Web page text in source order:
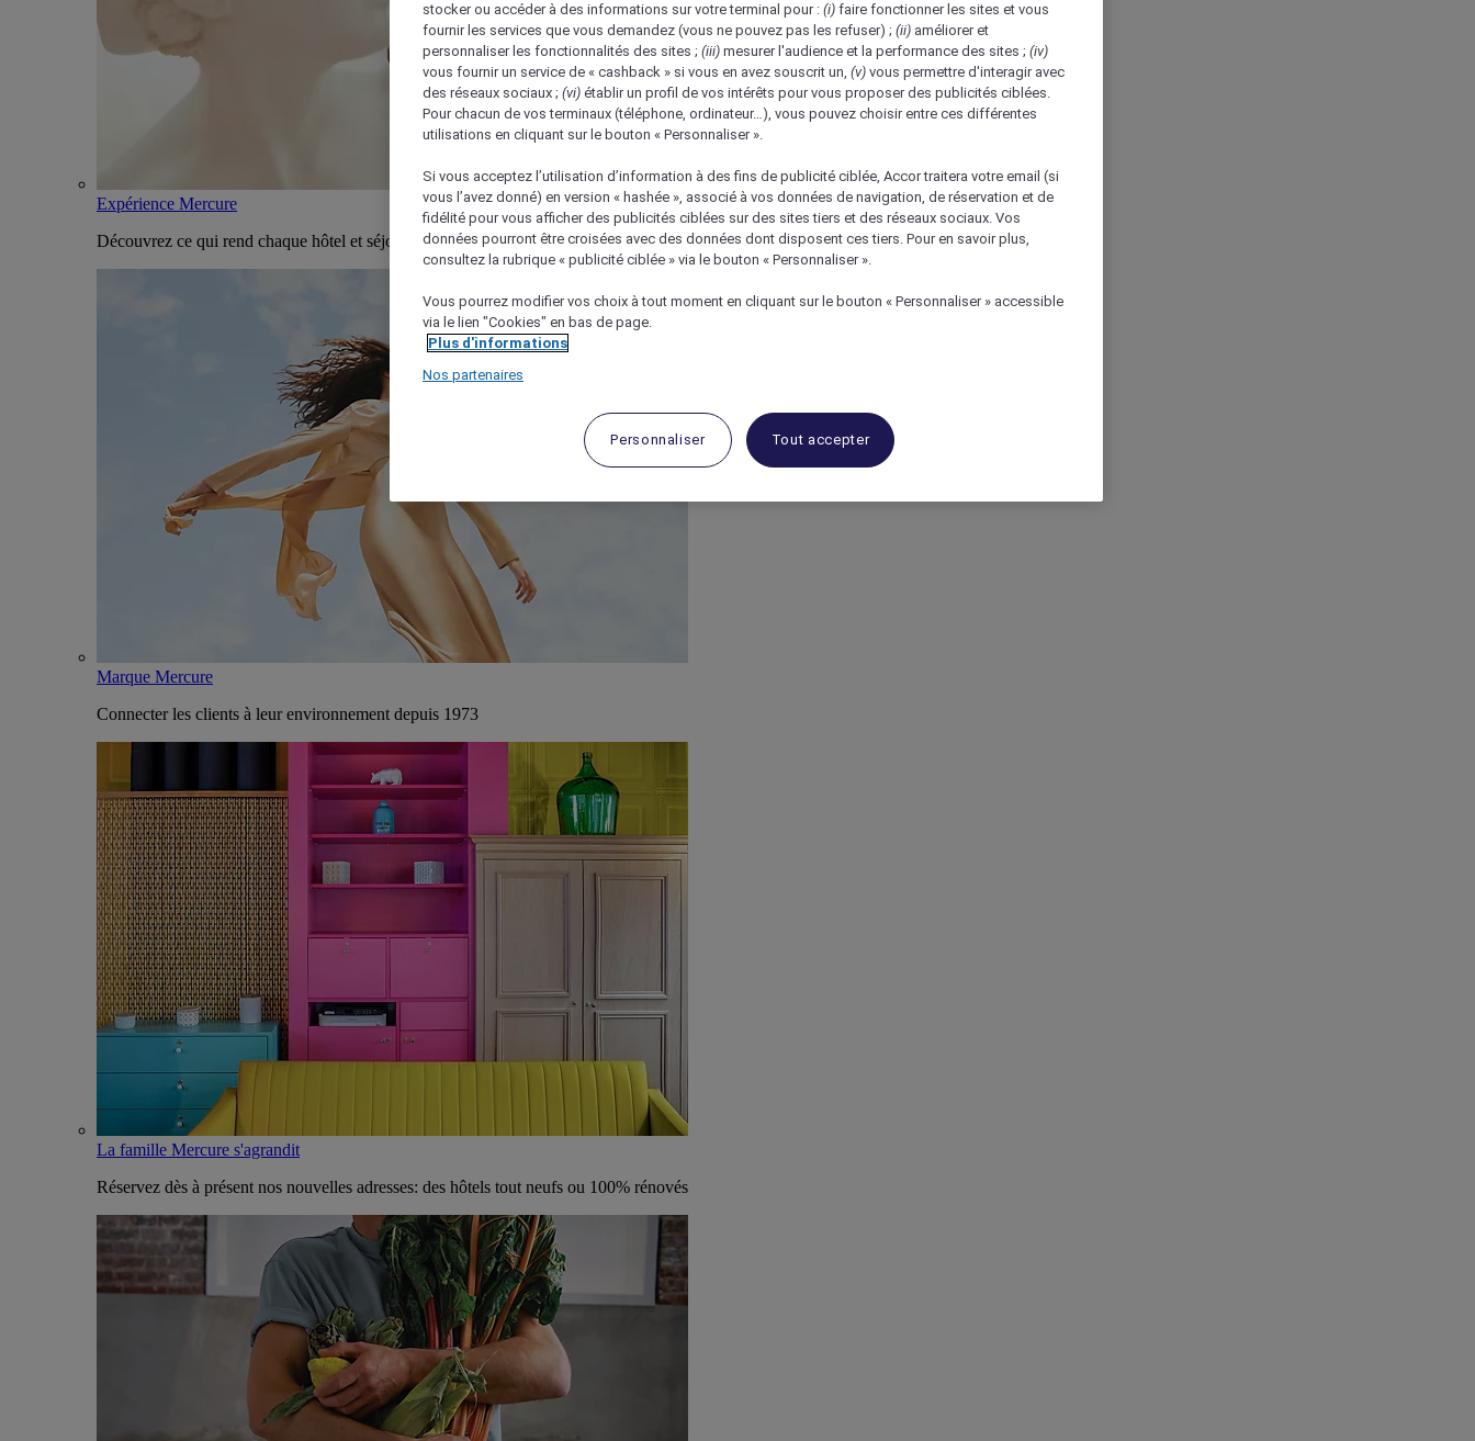
Expérience Mercure
Découvrez ce qui rend chaque hôtel et séjour Mercure unique
Marque Mercure
Connecter les clients à leur environnement depuis 1973
La famille Mercure s'agrandit
Réservez dès à présent nos nouvelles adresses: des hôtels tout neufs ou 100% rénovés
stocker ou accéder à des informations sur votre terminal pour : (i) faire fonctionner les sites et vous
fournir les services que vous demandez (vous ne pouvez pas les refuser) ; (ii) améliorer et
personnaliser les fonctionnalités des sites ; (iii) mesurer l'audience et la performance des sites ; (iv)
vous fournir un service de « cashback » si vous en avez souscrit un, (v) vous permettre d'interagir avec
des réseaux sociaux ; (vi) établir un profil de vos intérêts pour vous proposer des publicités ciblées.
Pour chacun de vos terminaux (téléphone, ordinateur…), vous pouvez choisir entre ces différentes
utilisations en cliquant sur le bouton « Personnaliser ».
Si vous acceptez l’utilisation d’information à des fins de publicité ciblée, Accor traitera votre email (si
vous l’avez donné) en version « hashée », associé à vos données de navigation, de réservation et de
fidélité pour vous afficher des publicités ciblées sur des sites tiers et des réseaux sociaux. Vos
données pourront être croisées avec des données dont disposent ces tiers. Pour en savoir plus,
consultez la rubrique « publicité ciblée » via le bouton « Personnaliser ».
Vous pourrez modifier vos choix à tout moment en cliquant sur le bouton « Personnaliser » accessible
via le lien "Cookies" en bas de page.
Plus d'informations
Nos partenaires
Personnaliser Tout accepter